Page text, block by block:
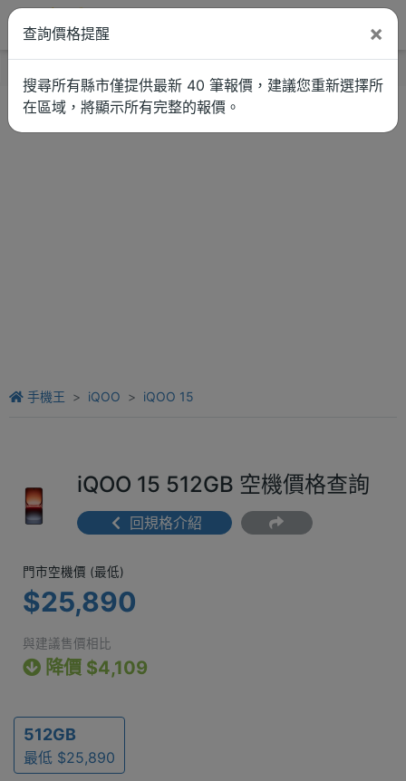
手機王 iQOO iQOO 15
iQOO 15 512GB 空機價格查詢
回規格介紹
門市空機價 (最低) $25,890
門市空機價 (最低)
$25,890
與建議售價相比
降價 $4,109
512GB
最低 $25,890
查詢價格提醒 ×
搜尋所有縣市僅提供最新 40 筆報價，建議您重新選擇所
在區域，將顯示所有完整的報價。